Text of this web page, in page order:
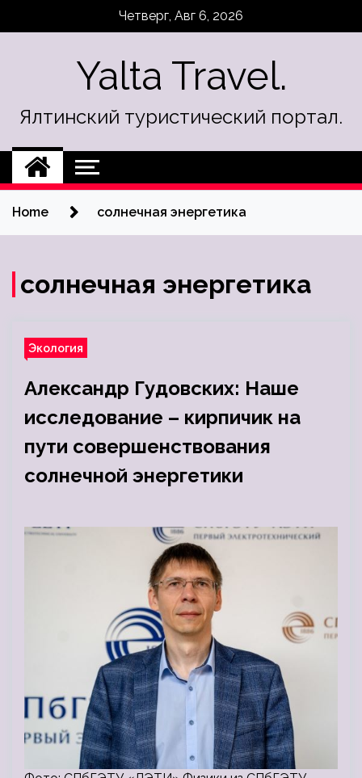
Четверг, Авг 6, 2026
Yalta Travel.
Ялтинский туристический портал.
Home солнечная энергетика
солнечная энергетика
Экология
Александр Гудовских: Наше
исследование – кирпичик на
пути совершенствования
солнечной энергетики